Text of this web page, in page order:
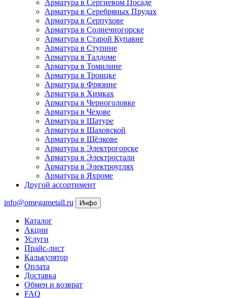
Арматура в Сергиевом Посаде
Арматура в Серебряных Прудах
Арматура в Серпухове
Арматура в Солнечногорске
Арматура в Старой Купавне
Арматура в Ступине
Арматура в Талдоме
Арматура в Томилине
Арматура в Троицке
Арматура в Фрязине
Арматура в Химках
Арматура в Черноголовке
Арматура в Чехове
Арматура в Шатуре
Арматура в Шаховской
Арматура в Щёлкове
Арматура в Электрогорске
Арматура в Электростали
Арматура в Электроуглях
Арматура в Яхроме
Другой ассортимент
info@omegametall.ru Инфо
Каталог
Акции
Услуги
Прайс-лист
Калькулятор
Оплата
Доставка
Обмен и возврат
FAQ